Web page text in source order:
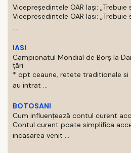
Vicepreședintele OAR Iași:
Vicepresedintele OAR Iasi:
...
IASI
Campionatul Mondial de Borș la
țări
* opt ceaune, retete traditionale
au intrat ...
BOTOSANI
Cum influențează contul curent
Contul curent poate simplifica
incasarea venit ...